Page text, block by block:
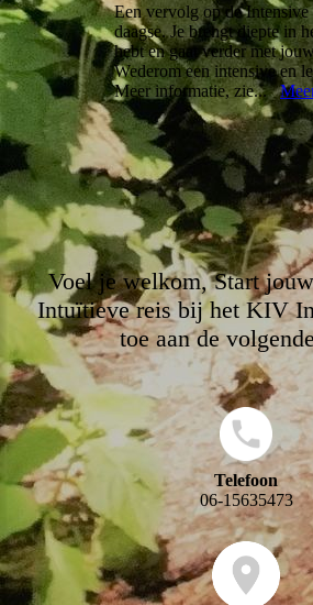
Een vervolg op de
daagse. Je brengt diepte in
hebt en gaat verder met
Wederom een intensive en
Meer informatie, zie...
Voel je welkom, Start
Intuïtieve reis bij het KIV
toe aan de
Telefoon
06-15635473